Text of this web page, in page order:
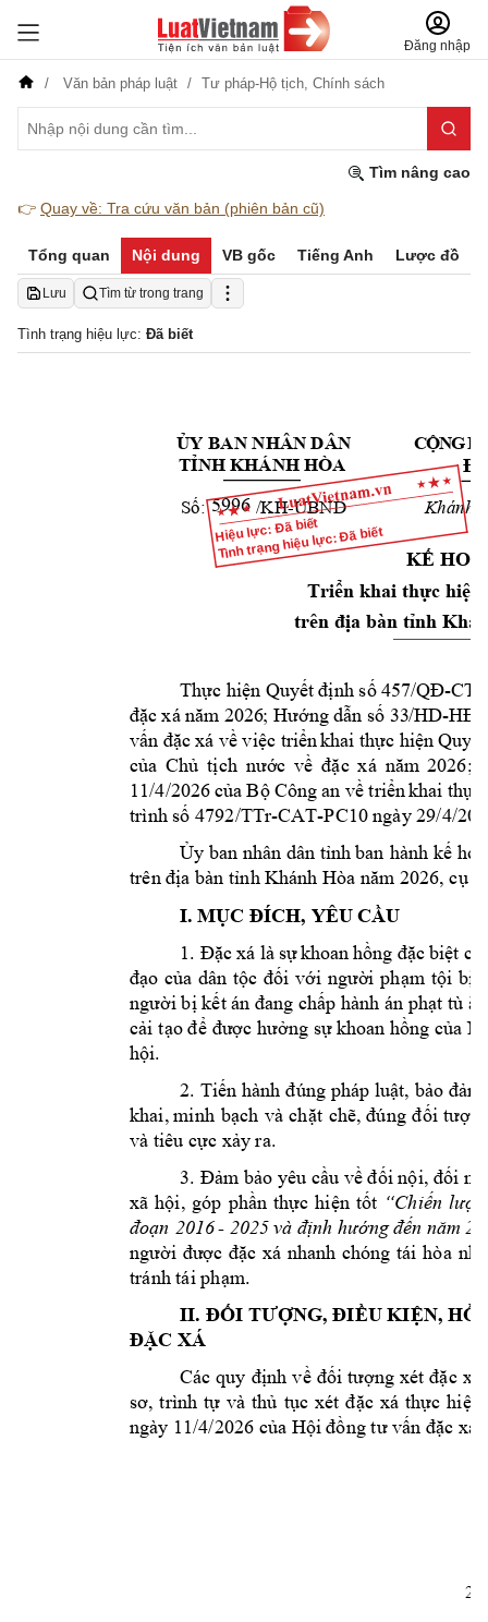
Đăng nhập
Văn bản pháp luật Tư pháp-Hộ tịch, Chính sách
Tìm nâng cao
👉 Quay về: Tra cứu văn bản (phiên bản cũ)
Tổng quan Nội dung VB gốc Tiếng Anh Lược đồ
Lưu Tìm từ trong trang
Tình trạng hiệu lực: Đã biết
Hiệu lực: Đã biết
Tình trạng hiệu lực: Đã biết
ỦY BAN NHÂN DÂN CỘNGH
TỈNH KHÁNH HÒA
Số:           /KH-UBND Khánh
KẾ
Triển khai thực hiện
trên địa bàn tỉnh
Thực hiện Quyết định số 457/QĐ-
đặc xá năm 2026; Hướng dẫn số 33/HD-
vấn đặc xá về việc triển khai thực hiện
của Chủ tịch nước về đặc xá năm 2026;
11/4/2026 của Bộ Công an về triển khai thực
trình số 4792/TTr-CAT-PC10 ngày 29/4/
Ủy ban nhân dân tỉnh ban hành kế
trên địa bàn tỉnh Khánh Hòa năm 2026, cụ
I. MỤC ĐÍCH, YÊU CẦU
1. Đặc xá là sựkhoan hồng đặc biệt
đạo của dân tộc đối với người phạm tội bị
người bị kết án đang chấp hành án phạt tù
cải tạo để được hưởng sựkhoan hồng của
hội.
2. Tiến hành đúng pháp luật, bảo đảm
khai, minh bạch và chặt chẽ, đúng đối
và tiêu cực xảy ra.
3. Đảm bảo yêu cầu về đối nội, đối
xã hội, góp phần thực hiện tốt “Chiến lược
đoạn 2016- 2025 và định hướngđến năm
người được đặc xá nhanh chóng tái hòa
tránh tái phạm.
II. ĐỐI TƯỢNG, ĐIỀU KIỆN, HỒ
ĐẶC XÁ
Các quy định về đối tượng xét đặc xá;
sơ, trình tự và thủ tục xét đặc xá thực hiện
ngày 11/4/2026 của Hội đồng tư vấn đặc xá.
5996
2